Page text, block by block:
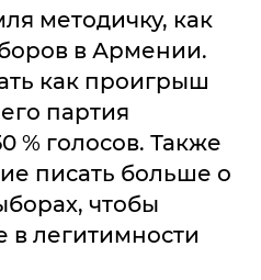
методичку, как
в Армении.
как проигрыш
партия
% голосов. Также
писать больше о
чтобы
в легитимности